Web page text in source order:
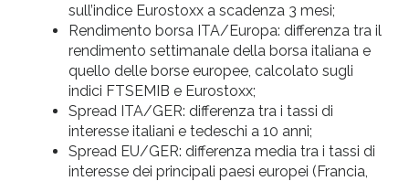
sull’indice Eurostoxx a scadenza 3 mesi;
Rendimento borsa ITA/Europa: differenza tra il
rendimento settimanale della borsa italiana e
quello delle borse europee, calcolato sugli
indici FTSEMIB e Eurostoxx;
Spread ITA/GER: differenza tra i tassi di
interesse italiani e tedeschi a 10 anni;
Spread EU/GER: differenza media tra i tassi di
interesse dei principali paesi europei (Francia,